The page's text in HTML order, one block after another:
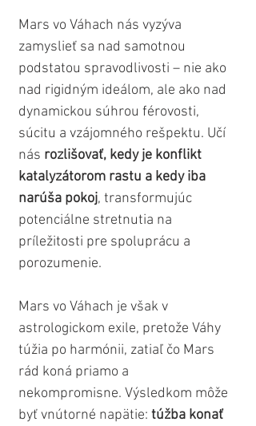
Mars vo Váhach nás vyzýva
zamyslieť sa nad samotnou
podstatou spravodlivosti – nie ako
nad rigidným ideálom, ale ako nad
dynamickou súhrou férovosti,
súcitu a vzájomného rešpektu. Učí
nás rozlišovať, kedy je konflikt
katalyzátorom rastu a kedy iba
narúša pokoj, transformujúc
potenciálne stretnutia na
príležitosti pre spoluprácu a
porozumenie.
Mars vo Váhach je však v
astrologickom exile, pretože Váhy
túžia po harmónii, zatiaľ čo Mars
rád koná priamo a
nekompromisne. Výsledkom môže
byť vnútorné napätie: túžba konať